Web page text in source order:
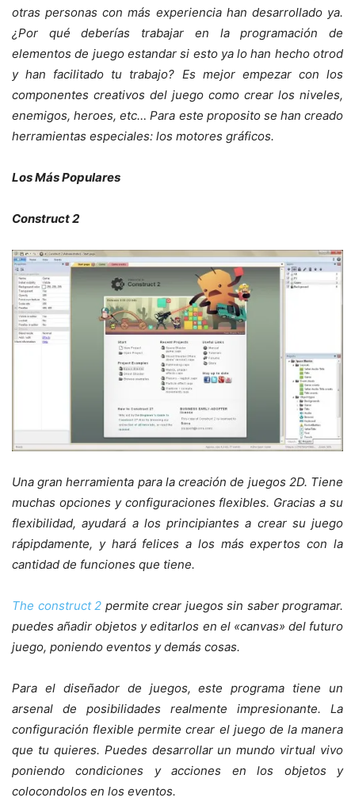
otras personas con más experiencia han desarrollado ya.
¿Por qué deberías trabajar en la programación de
elementos de juego estandar si esto ya lo han hecho otrod
y han facilitado tu trabajo? Es mejor empezar con los
componentes creativos del juego como crear los niveles,
enemigos, heroes, etc… Para este proposito se han creado
herramientas especiales: los motores gráficos.
Los Más Populares
Construct 2
Una gran herramienta para la creación de juegos 2D. Tiene
muchas opciones y configuraciones flexibles. Gracias a su
flexibilidad, ayudará a los principiantes a crear su juego
rápipdamente, y hará felices a los más expertos con la
cantidad de funciones que tiene.
The construct 2 permite crear juegos sin saber programar.
puedes añadir objetos y editarlos en el «canvas» del futuro
juego, poniendo eventos y demás cosas.
Para el diseñador de juegos, este programa tiene un
arsenal de posibilidades realmente impresionante. La
configuración flexible permite crear el juego de la manera
que tu quieres. Puedes desarrollar un mundo virtual vivo
poniendo condiciones y acciones en los objetos y
colocondolos en los eventos.